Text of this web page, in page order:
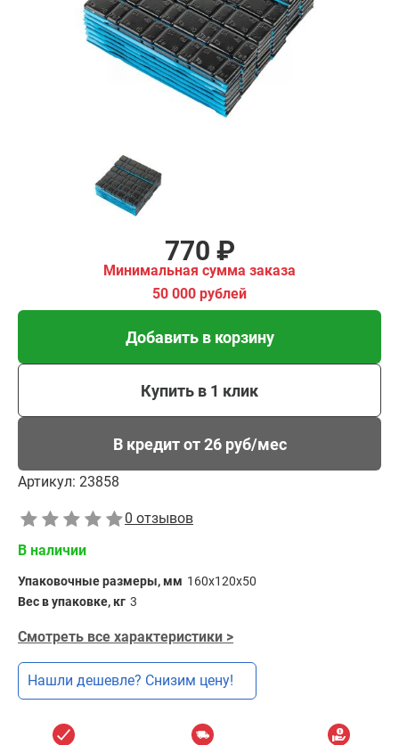
770 ₽
Минимальная сумма заказа
50 000 рублей
Добавить в корзину
Купить в 1 клик
В кредит от 26 руб/мес
Артикул: 23858
0 отзывов
В наличии
Упаковочные размеры, мм 160х120х50
Вес в упаковке, кг 3
Смотреть все характеристики >
Нашли дешевле? Снизим цену!
Добавить в корзину
В кредит от 26 руб/мес